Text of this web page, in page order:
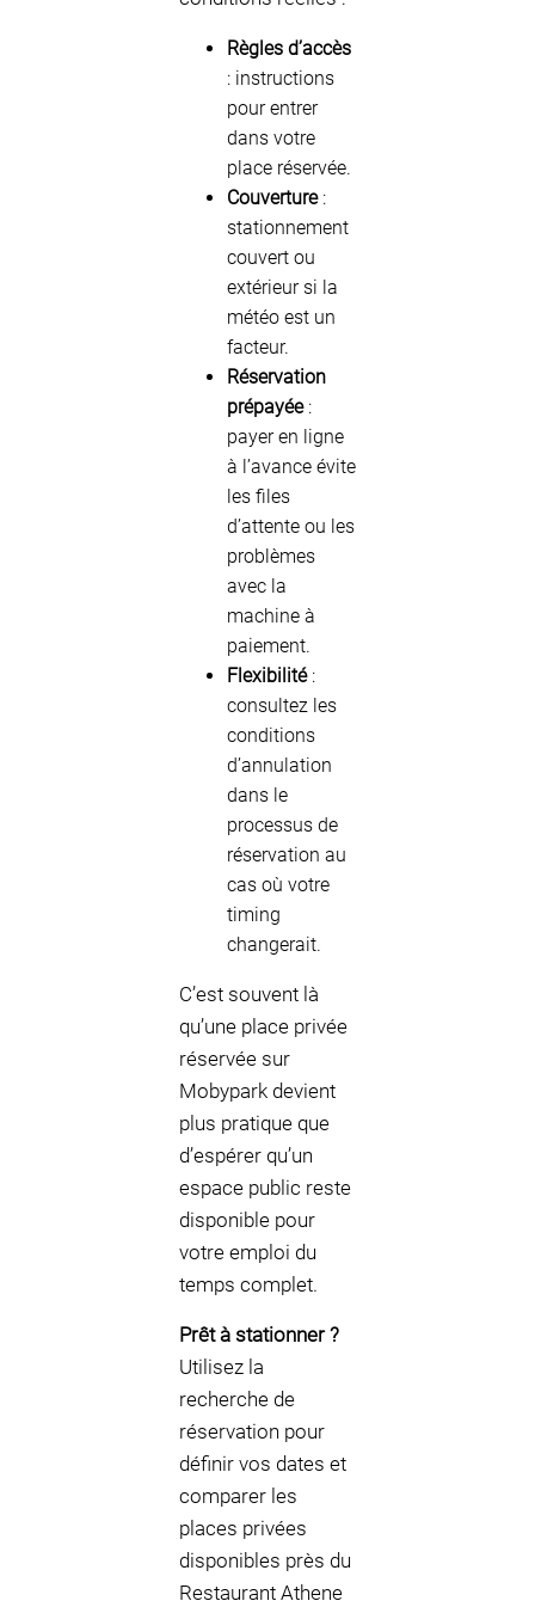
Règles d’accès
: instructions
pour entrer
dans votre
place réservée.
Couverture:
stationnement
couvert ou
extérieur si la
météo est un
facteur.
Réservation
prépayée:
payer en ligne
à l’avance évite
les files
d’attente ou les
problèmes
avec la
machine à
paiement.
Flexibilité:
consultez les
conditions
d’annulation
dans le
processus de
réservation au
cas où votre
timing
changerait.
C’est souvent là
qu’une place privée
réservée sur
Mobypark devient
plus pratique que
d’espérer qu’un
espace public reste
disponible pour
votre emploi du
temps complet.
Prêt à stationner ?
Utilisez la
recherche de
réservation pour
définir vos dates et
comparer les
places privées
disponibles près du
Restaurant Athene